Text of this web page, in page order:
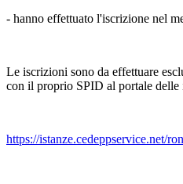
- hanno effettuato l'iscrizione nel
Le iscrizioni sono da effettuare
con il proprio SPID al portale delle
https://istanze.cedeppservice.net/